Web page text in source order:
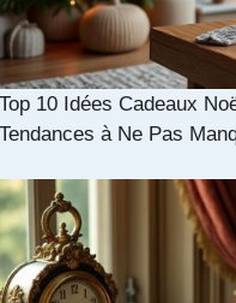
Top 10 Idées Cadeaux
Tendances à Ne Pas